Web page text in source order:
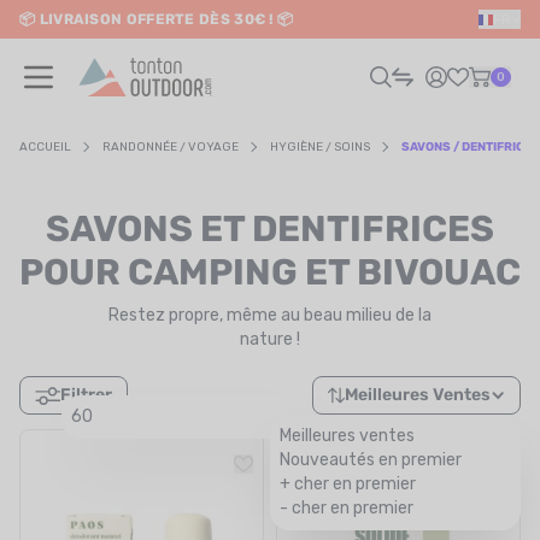
content
📦 LIVRAISON OFFERTE DÈS 30€ ! 📦
✨ RETRAIT EN MAGASIN GRATUIT
0
/ VOYAGE
/ NATATION
ACCUEIL RANDONNÉE / VOYAGE HYGIÈNE / SOINS SAVONS / DENTIFRICES
SAVONS ET DENTIFRICES
POUR CAMPING ET BIVOUAC
Restez propre, même au beau milieu de la
nature !
Filtrer
60
Meilleures Ventes
Meilleures ventes
Nouveautés en premier
+ cher en premier
- cher en premier